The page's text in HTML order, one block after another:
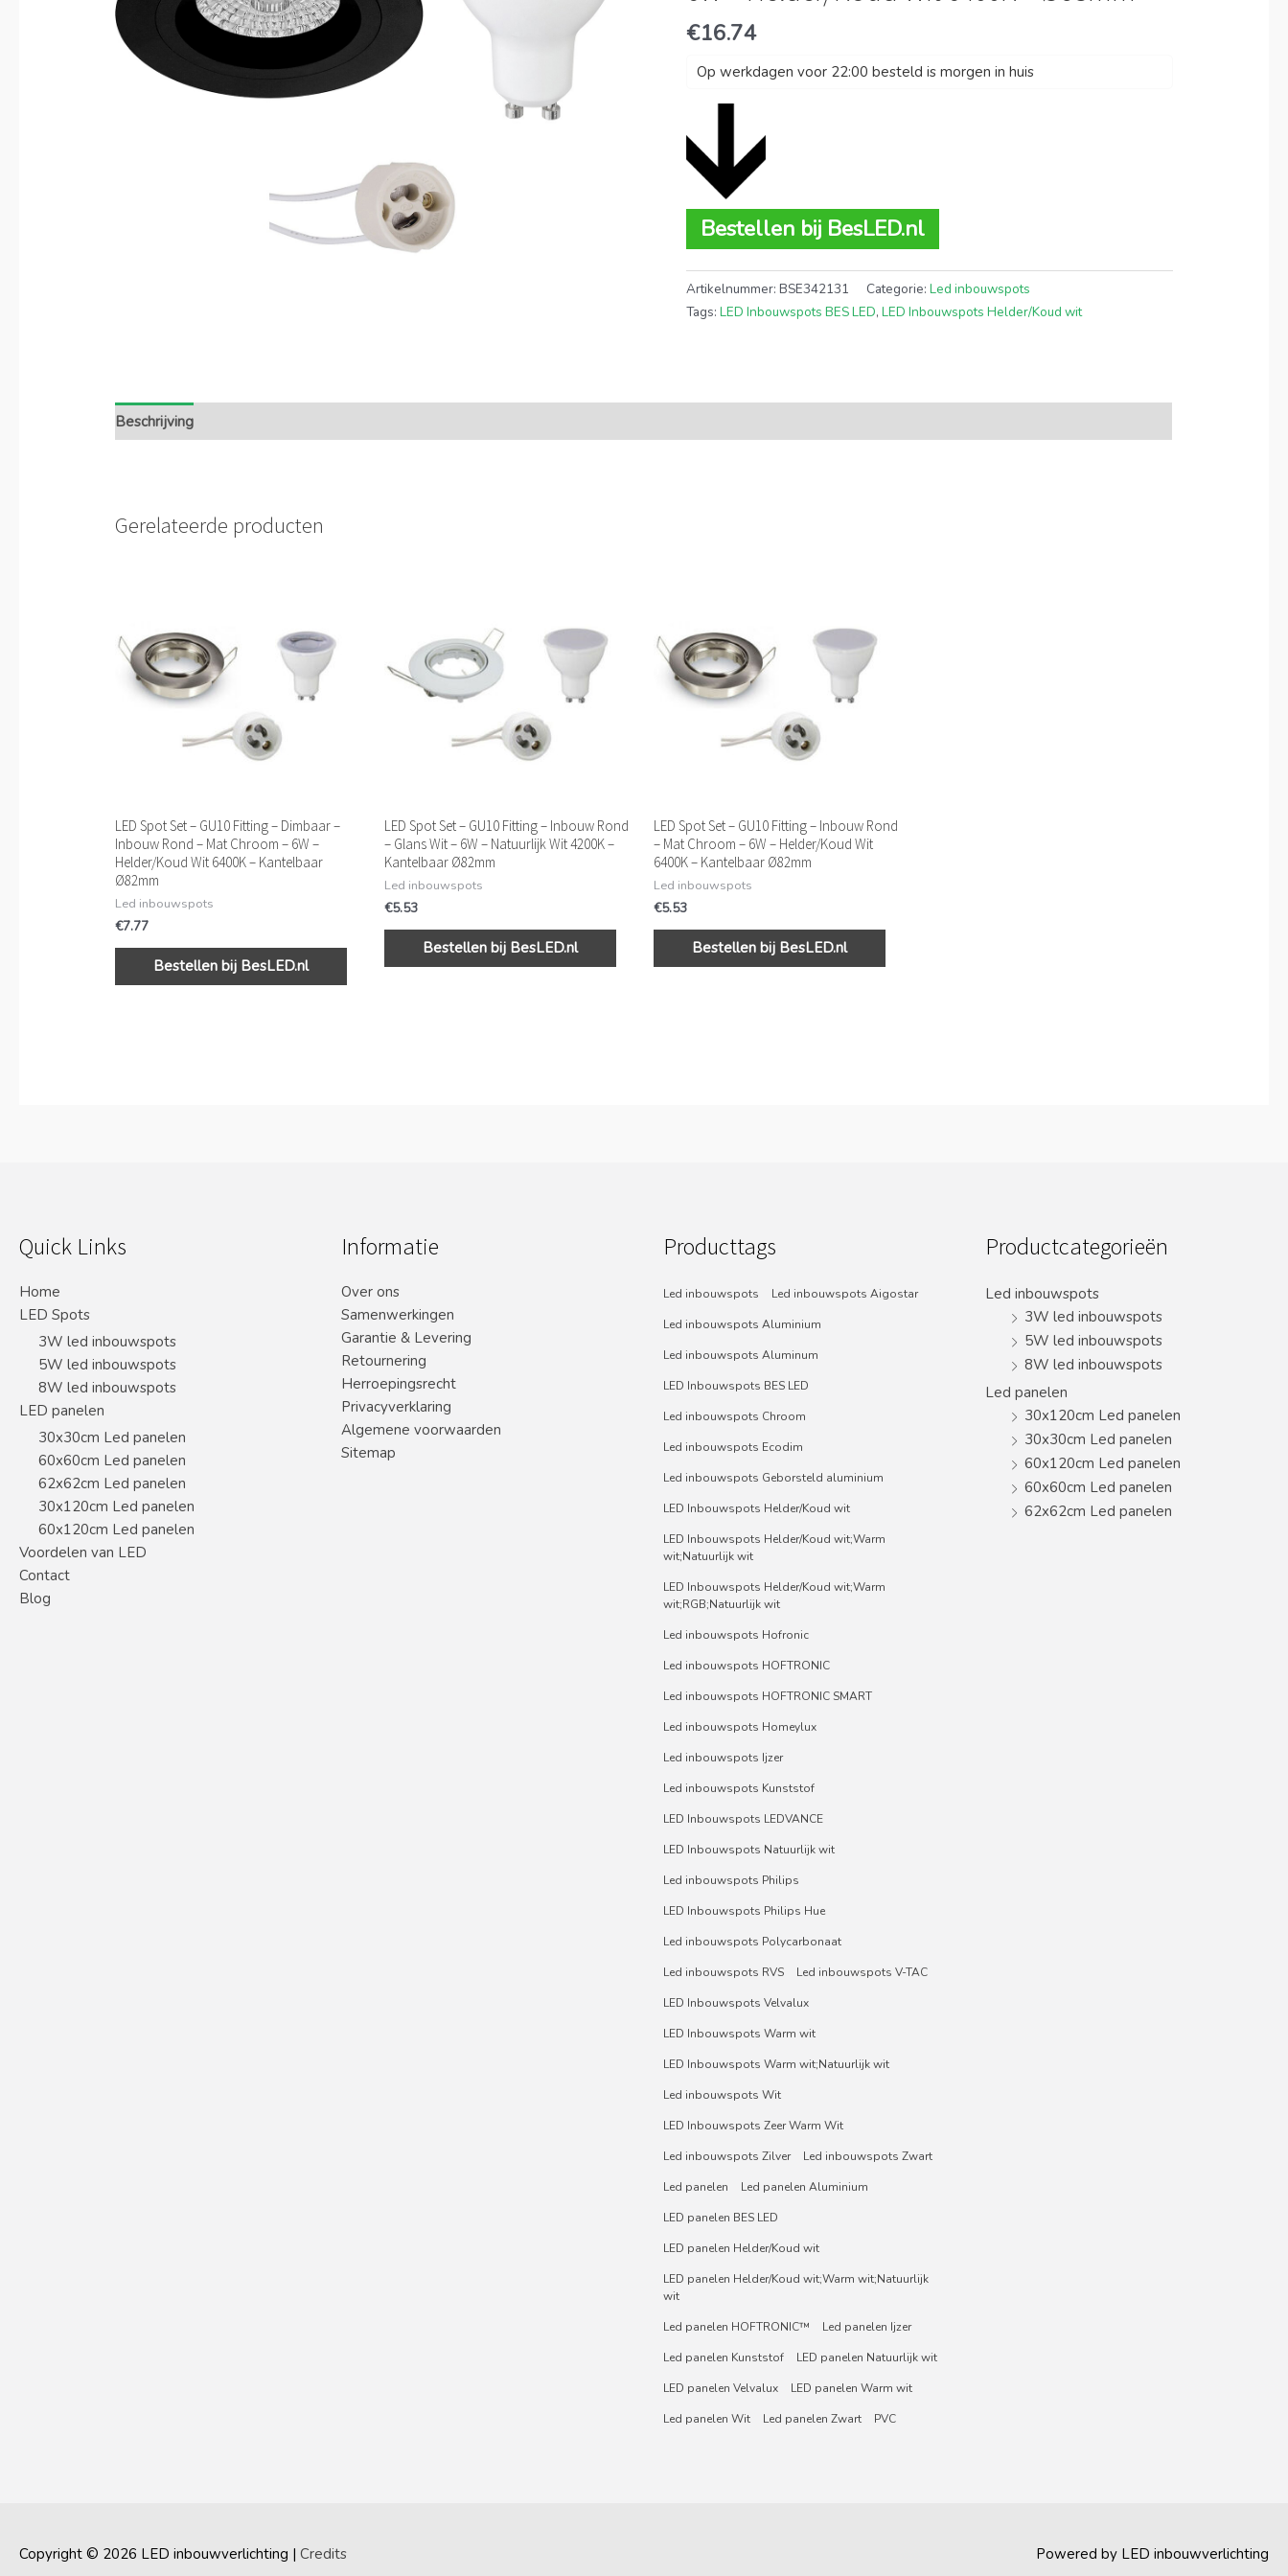
€16.74
Op werkdagen voor 22:00 besteld is morgen in huis
Bestellen bij BesLED.nl
Artikelnummer:BSE342131 Categorie:Led inbouwspots
Tags:LED Inbouwspots BES LED,LED Inbouwspots Helder/Koud wit
Beschrijving
Gerelateerde producten
LED Spot Set – GU10 Fitting – Dimbaar –
Inbouw Rond – Mat Chroom – 6W –
Helder/Koud Wit 6400K – Kantelbaar
Ø82mm
Led inbouwspots
€7.77
Bestellen bij BesLED.nl
LED Spot Set – GU10 Fitting – Inbouw Rond
– Glans Wit – 6W – Natuurlijk Wit 4200K –
Kantelbaar Ø82mm
Led inbouwspots
€5.53
Bestellen bij BesLED.nl
LED Spot Set – GU10 Fitting – Inbouw Rond
– Mat Chroom – 6W – Helder/Koud Wit
6400K – Kantelbaar Ø82mm
Led inbouwspots
€5.53
Bestellen bij BesLED.nl
Quick Links
Home
LED Spots
3W led inbouwspots
5W led inbouwspots
8W led inbouwspots
LED panelen
30x30cm Led panelen
60x60cm Led panelen
62x62cm Led panelen
30x120cm Led panelen
60x120cm Led panelen
Voordelen van LED
Contact
Blog
Informatie
Over ons
Samenwerkingen
Garantie & Levering
Retournering
Herroepingsrecht
Privacyverklaring
Algemene voorwaarden
Sitemap
Producttags
Led inbouwspots
Led inbouwspots Aigostar
Led inbouwspots Aluminium
Led inbouwspots Aluminum
LED Inbouwspots BES LED
Led inbouwspots Chroom
Led inbouwspots Ecodim
Led inbouwspots Geborsteld aluminium
LED Inbouwspots Helder/Koud wit
LED Inbouwspots Helder/Koud wit;Warm
wit;Natuurlijk wit
LED Inbouwspots Helder/Koud wit;Warm
wit;RGB;Natuurlijk wit
Led inbouwspots Hofronic
Led inbouwspots HOFTRONIC
Led inbouwspots HOFTRONIC SMART
Led inbouwspots Homeylux
Led inbouwspots Ijzer
Led inbouwspots Kunststof
LED Inbouwspots LEDVANCE
LED Inbouwspots Natuurlijk wit
Led inbouwspots Philips
LED Inbouwspots Philips Hue
Led inbouwspots Polycarbonaat
Led inbouwspots RVS
Led inbouwspots V-TAC
LED Inbouwspots Velvalux
LED Inbouwspots Warm wit
LED Inbouwspots Warm wit;Natuurlijk wit
Led inbouwspots Wit
LED Inbouwspots Zeer Warm Wit
Led inbouwspots Zilver
Led inbouwspots Zwart
Led panelen
Led panelen Aluminium
LED panelen BES LED
LED panelen Helder/Koud wit
LED panelen Helder/Koud wit;Warm wit;Natuurlijk
wit
Led panelen HOFTRONIC™
Led panelen Ijzer
Led panelen Kunststof
LED panelen Natuurlijk wit
LED panelen Velvalux
LED panelen Warm wit
Led panelen Wit
Led panelen Zwart PVC
Productcategorieën
Led inbouwspots
3W led inbouwspots
5W led inbouwspots
8W led inbouwspots
Led panelen
30x120cm Led panelen
30x30cm Led panelen
60x120cm Led panelen
60x60cm Led panelen
62x62cm Led panelen
Copyright © 2026 LED inbouwverlichting | Credits Powered by LED inbouwverlichting